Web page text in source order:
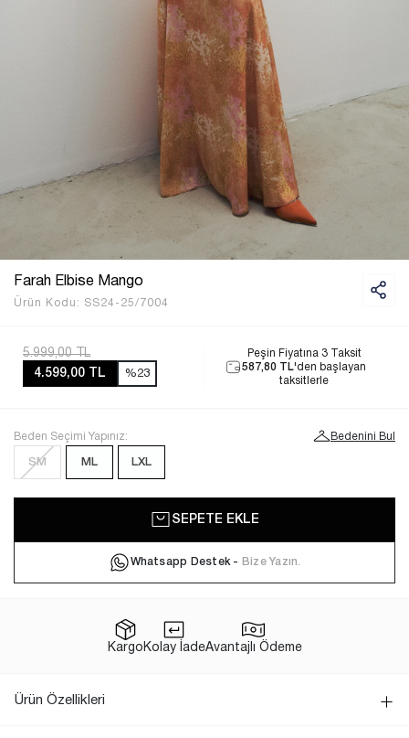
Farah Elbise Mango
Ürün Kodu: SS24-25/7004
5.999,00 TL
4.599,00 TL
%23
Peşin Fiyatına 3 Taksit
587,80 TL'den başlayan
taksitlerle
Beden Seçimi Yapınız: Bedenini Bul
SM ML LXL
SEPETE EKLE
Whatsapp Destek - Bize Yazın.
Kargo Kolay İadeAvantajlı Ödeme
Ürün Özellikleri